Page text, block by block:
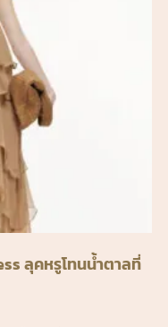
ลุคหรูโทนน้ำตาลที่